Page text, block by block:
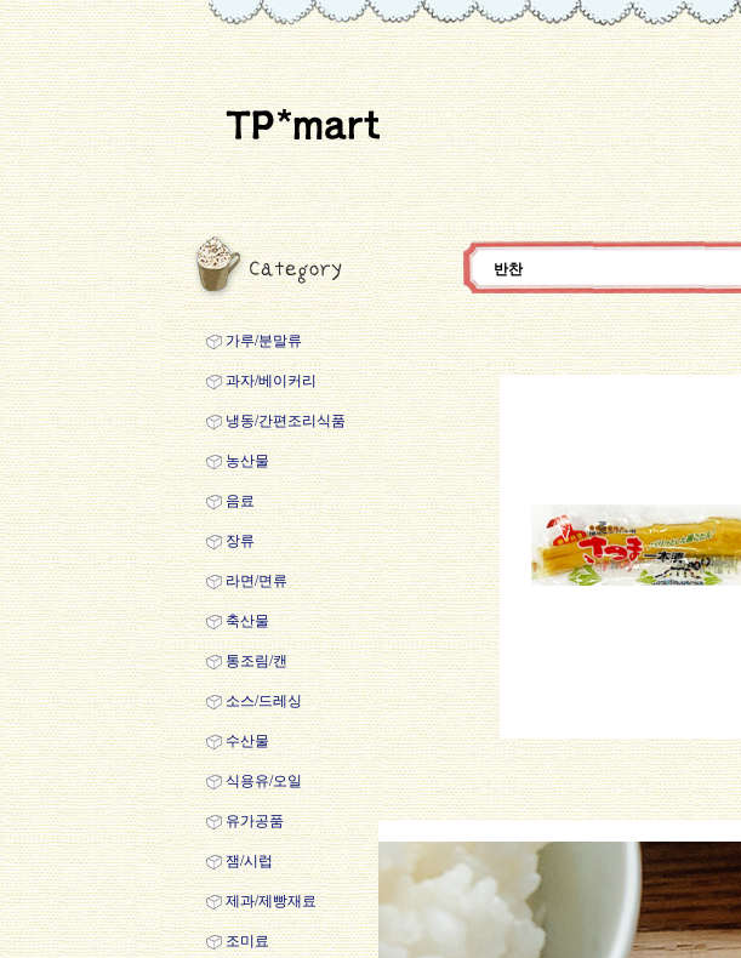
가루/분말류
과자/베이커리
냉동/간편조리식품
농산물
음료
장류
라면/면류
축산물
통조림/캔
소스/드레싱
수산물
식용유/오일
유가공품
잼/시럽
제과/제빵재료
조미료
반찬